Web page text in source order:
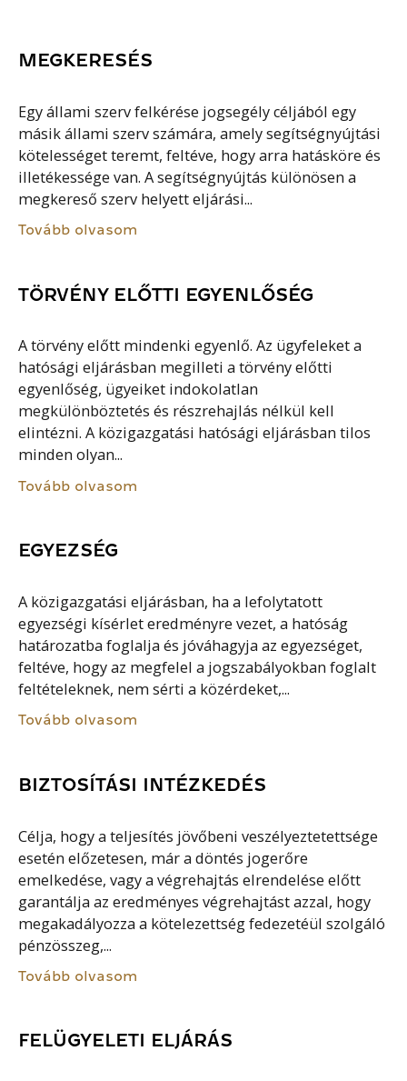
MEGKERESÉS
Egy állami szerv felkérése jogsegély céljából egy
másik állami szerv számára, amely segítségnyújtási
kötelességet teremt, feltéve, hogy arra hatásköre és
illetékessége van. A segítségnyújtás különösen a
megkereső szerv helyett eljárási...
Tovább olvasom
TÖRVÉNY ELŐTTI EGYENLŐSÉG
A törvény előtt mindenki egyenlő. Az ügyfeleket a
hatósági eljárásban megilleti a törvény előtti
egyenlőség, ügyeiket indokolatlan
megkülönböztetés és részrehajlás nélkül kell
elintézni. A közigazgatási hatósági eljárásban tilos
minden olyan...
Tovább olvasom
EGYEZSÉG
A közigazgatási eljárásban, ha a lefolytatott
egyezségi kísérlet eredményre vezet, a hatóság
határozatba foglalja és jóváhagyja az egyezséget,
feltéve, hogy az megfelel a jogszabályokban foglalt
feltételeknek, nem sérti a közérdeket,...
Tovább olvasom
BIZTOSÍTÁSI INTÉZKEDÉS
Célja, hogy a teljesítés jövőbeni veszélyeztetettsége
esetén előzetesen, már a döntés jogerőre
emelkedése, vagy a végrehajtás elrendelése előtt
garantálja az eredményes végrehajtást azzal, hogy
megakadályozza a kötelezettség fedezetéül szolgáló
pénzösszeg,...
Tovább olvasom
FELÜGYELETI ELJÁRÁS